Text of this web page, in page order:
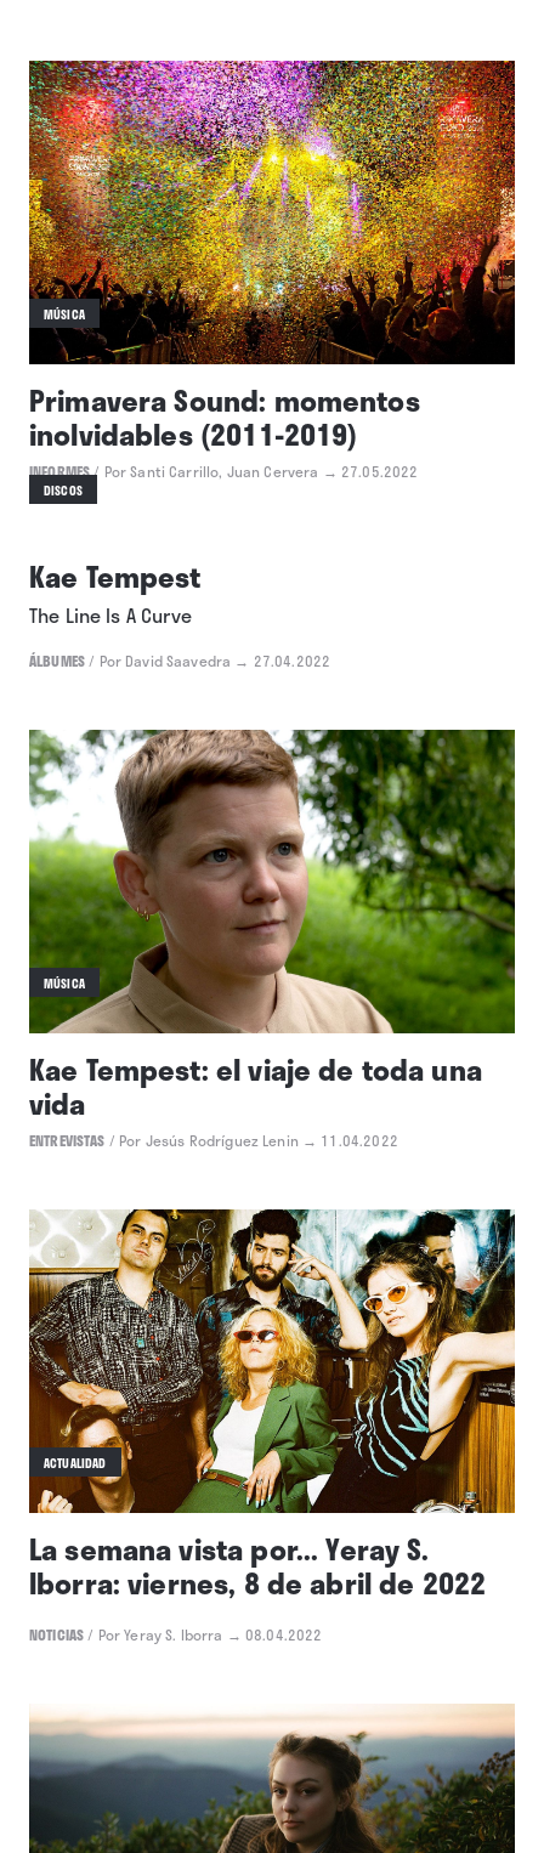
MÚSICA
Primavera Sound: momentos
inolvidables (2011-2019)
INFORMES/ Por Santi Carrillo, Juan Cervera → 27.05.2022
DISCOS
Kae Tempest
The Line Is A Curve
ÁLBUMES/Por David Saavedra → 27.04.2022
MÚSICA
Kae Tempest: el viaje de toda una
vida
ENTREVISTAS/Por Jesús Rodríguez Lenin→ 11.04.2022
ACTUALIDAD